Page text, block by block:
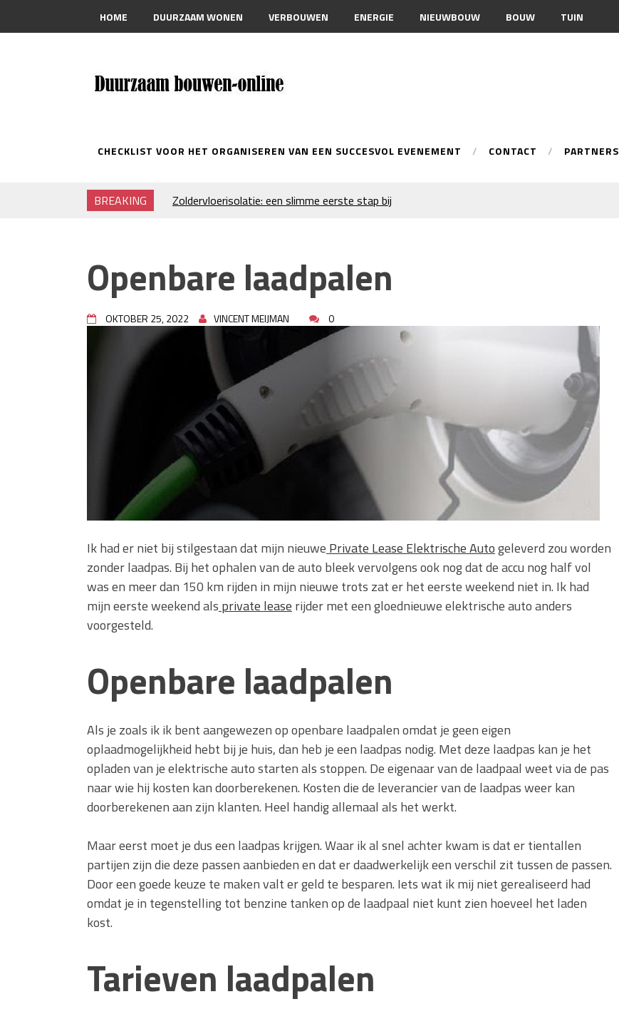
HOME DUURZAAM WONEN VERBOUWEN ENERGIE NIEUWBOUW BOUW TUIN
CHECKLIST VOOR HET ORGANISEREN VAN EEN SUCCESVOL EVENEMENT CONTACT PARTNERS
BREAKING
Zoldervloerisolatie: een slimme eerste stap bij
Hoe draagt je inrichting bij aan je merkimago?
Houtpellets als duurzame verwarmingsoptie
Wanneer moet je een specialist inschakelen bij
rioolproblemen?
Slimme oplossingen voor lekkages en verstoppingen
Betonplex: Het Veelzijdige Plaatmateriaal voor Moderne
Projecten
Woonstijlen die perfect passen bij duurzaam bouwen
Oma weet raadt bij cementsluier: natuurlijke oplossingen
Openbare laadpalen
OKTOBER 25, 2022 VINCENT MEIJMAN 0
Ik had er niet bij stilgestaan dat mijn nieuwe Private Lease Elektrische Autogeleverd zou worden
zonder laadpas. Bij het ophalen van de auto bleek vervolgens ook nog dat de accu nog half vol
was en meer dan 150 km rijden in mijn nieuwe trots zat er het eerste weekend niet in. Ik had
mijn eerste weekend als private lease rijder met een gloednieuwe elektrische auto anders
voorgesteld.
Openbare laadpalen
Als je zoals ik ik bent aangewezen op openbare laadpalen omdat je geen eigen
oplaadmogelijkheid hebt bij je huis, dan heb je een laadpas nodig. Met deze laadpas kan je het
opladen van je elektrische auto starten als stoppen. De eigenaar van de laadpaal weet via de pas
naar wie hij kosten kan doorberekenen. Kosten die de leverancier van de laadpas weer kan
doorberekenen aan zijn klanten. Heel handig allemaal als het werkt.
Maar eerst moet je dus een laadpas krijgen. Waar ik al snel achter kwam is dat er tientallen
partijen zijn die deze passen aanbieden en dat er daadwerkelijk een verschil zit tussen de passen.
Door een goede keuze te maken valt er geld te besparen. Iets wat ik mij niet gerealiseerd had
omdat je in tegenstelling tot benzine tanken op de laadpaal niet kunt zien hoeveel het laden
kost.
Tarieven laadpalen